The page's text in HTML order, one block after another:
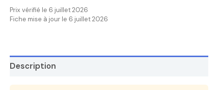
Prix vérifié le 6 juillet 2026
Fiche mise à jour le 6 juillet 2026
Description